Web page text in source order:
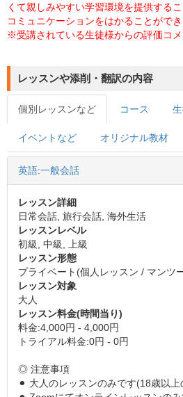
くて親しみやすい学習環境を提供する
コミュニケーションをはかることができ
※受講されている生徒様からの評価コメ
レッスンや添削・翻訳の内容
個別レッスンなど コース
イベントなど オリジナル教材
英語:一般会話
レッスン詳細
日常会話, 旅行会話, 海外生活
レッスンレベル
初級, 中級, 上級
レッスン形態
プライベート(個人レッスン / マンツ
レッスン対象
大人
レッスン料金(時間当り)
料金:4,000円 - 4,000円
トライアル料金:0円 - 0円
◎ 注意事項
⚫︎ 大人のレッスンのみです(18歳以上